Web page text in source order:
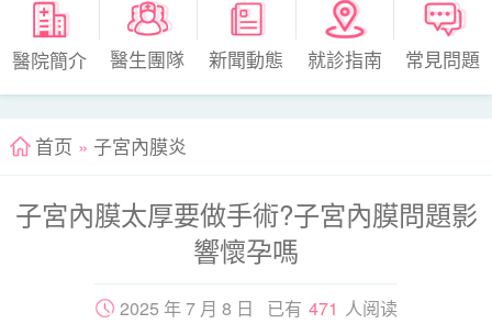
醫院簡介 醫生團隊 新聞動態 就診指南 常見問題
首页 » 子宮內膜炎
子宮內膜太厚要做手術?子宮內膜問題影
響懷孕嗎
2025 年 7 月 8 日 已有 471 人阅读